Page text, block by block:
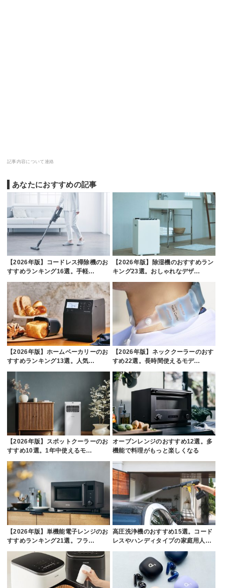
記事内容について連絡
あなたにおすすめの記事
【2026年版】コードレス掃除機のお
すすめランキング16選。手軽…
【2026年版】除湿機のおすすめラン
キング23選。おしゃれなデザ…
【2026年版】ホームベーカリーのお
すすめランキング13選。人気…
【2026年版】ネッククーラーのおす
すめ22選。長時間使えるモデ…
【2026年版】スポットクーラーのお
すすめ10選。1年中使えるモ…
オーブンレンジのおすすめ12選。多
機能で料理がもっと楽しくなる
【2026年版】単機能電子レンジのお
すすめランキング21選。フラ…
高圧洗浄機のおすすめ15選。コード
レスやハンディタイプの家庭用人…